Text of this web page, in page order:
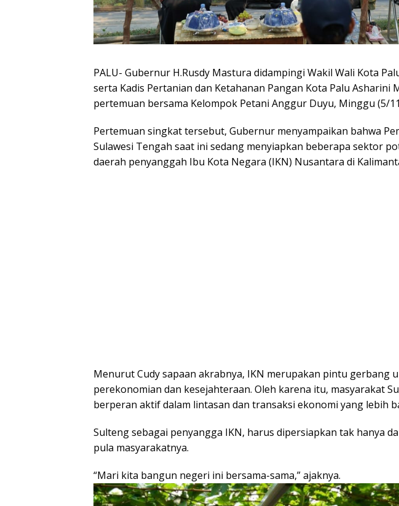
PALU- Gubernur H.Rusdy Mastura didampingi Wakil Wali Kota
serta Kadis Pertanian dan Ketahanan Pangan Kota Palu Asharini
pertemuan bersama Kelompok Petani Anggur Duyu, Minggu (5/
Pertemuan singkat tersebut, Gubernur menyampaikan bahwa
Sulawesi Tengah saat ini sedang menyiapkan beberapa sektor
daerah penyanggah Ibu Kota Negara (IKN) Nusantara di
Menurut Cudy sapaan akrabnya, IKN merupakan pintu gerbang
perekonomian dan kesejahteraan. Oleh karena itu, masyarakat
berperan aktif dalam lintasan dan transaksi ekonomi yang lebih
Sulteng sebagai penyangga IKN, harus dipersiapkan tak hanya
pula masyarakatnya.
“Mari kita bangun negeri ini bersama-sama,” ajaknya.